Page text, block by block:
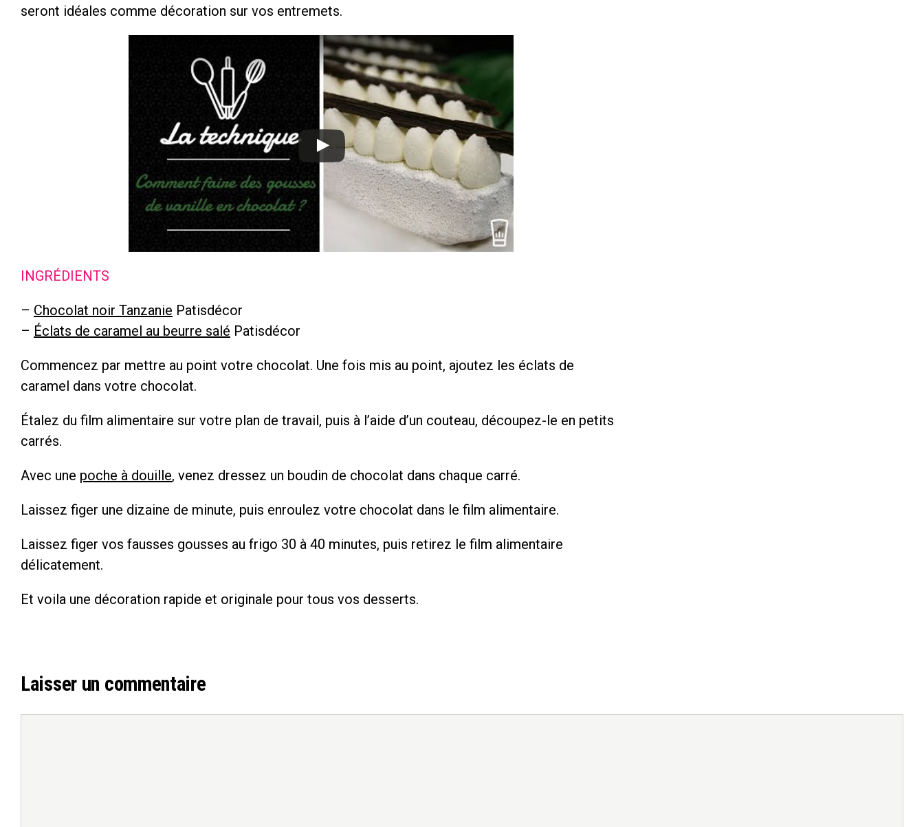
seront idéales comme décoration sur vos entremets.
INGRÉDIENTS
– Chocolat noir Tanzanie Patisdécor
– Éclats de caramel au beurre salé Patisdécor
Commencez par mettre au point votre chocolat. Une fois mis au point, ajoutez les éclats de
caramel dans votre chocolat.
Étalez du film alimentaire sur votre plan de travail, puis à l’aide d’un couteau, découpez-le en petits
carrés.
Avec une poche à douille, venez dressez un boudin de chocolat dans chaque carré.
Laissez figer une dizaine de minute, puis enroulez votre chocolat dans le film alimentaire.
Laissez figer vos fausses gousses au frigo 30 à 40 minutes, puis retirez le film alimentaire
délicatement.
Et voila une décoration rapide et originale pour tous vos desserts.
Laisser un commentaire